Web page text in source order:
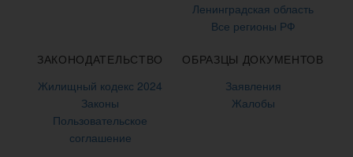
Ленинградская область
Все регионы РФ
ЗАКОНОДАТЕЛЬСТВО
Жилищный кодекс 2024
Законы
Пользовательское
соглашение
ОБРАЗЦЫ ДОКУМЕНТОВ
Заявления
Жалобы